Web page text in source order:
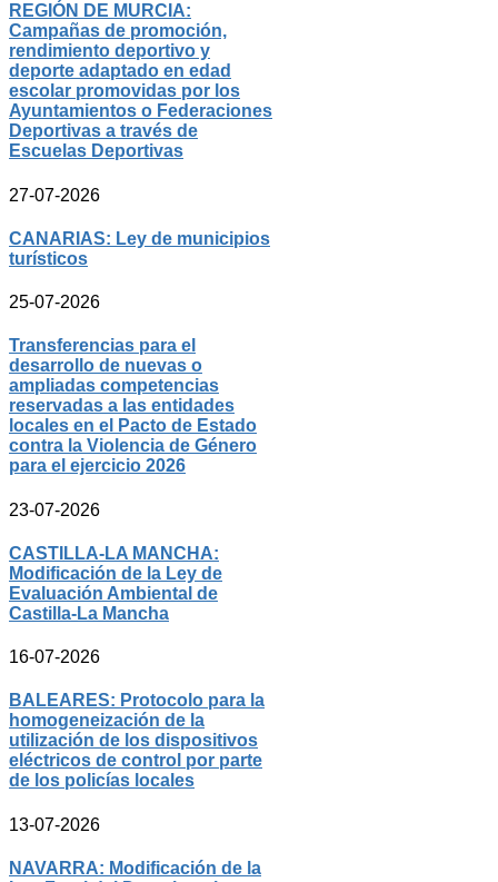
REGIÓN DE MURCIA:
Campañas de promoción,
rendimiento deportivo y
deporte adaptado en edad
escolar promovidas por los
Ayuntamientos o Federaciones
Deportivas a través de
Escuelas Deportivas
27-07-2026
CANARIAS: Ley de municipios
turísticos
25-07-2026
Transferencias para el
desarrollo de nuevas o
ampliadas competencias
reservadas a las entidades
locales en el Pacto de Estado
contra la Violencia de Género
para el ejercicio 2026
23-07-2026
CASTILLA-LA MANCHA:
Modificación de la Ley de
Evaluación Ambiental de
Castilla-La Mancha
16-07-2026
BALEARES: Protocolo para la
homogeneización de la
utilización de los dispositivos
eléctricos de control por parte
de los policías locales
13-07-2026
NAVARRA: Modificación de la